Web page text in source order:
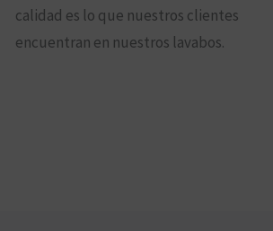
calidad es lo que nuestros clientes
encuentran en nuestros lavabos.